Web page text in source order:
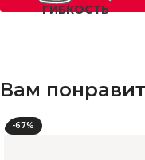
ГИБКОСТЬ
Вам
-67%